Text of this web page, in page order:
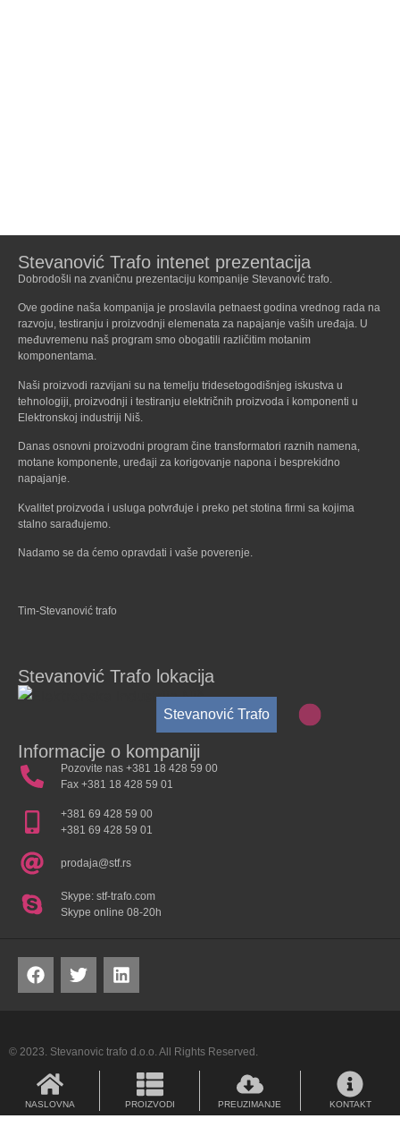
Stevanović Trafo intenet prezentacija
Dobrodošli na zvaničnu prezentaciju kompanije Stevanović trafo.
Ove godine naša kompanija je proslavila petnaest godina vrednog rada na
razvoju, testiranju i proizvodnji elemenata za napajanje vaših uređaja. U
međuvremenu naš program smo obogatili različitim motanim
komponentama.
Naši proizvodi razvijani su na temelju tridesetogodišnjeg iskustva u
tehnologiji, proizvodnji i testiranju električnih proizvoda i komponenti u
Elektronskoj industriji Niš.
Danas osnovni proizvodni program čine transformatori raznih namena,
motane komponente, uređaji za korigovanje napona i besprekidno
napajanje.
Kvalitet proizvoda i usluga potvrđuje i preko pet stotina firmi sa kojima
stalno sarađujemo.
Nadamo se da ćemo opravdati i vaše poverenje.
Tim-Stevanović trafo
Stevanović Trafo lokacija
Stevanović Trafo
Informacije o kompaniji
Pozovite nas +381 18 428 59 00
Fax +381 18 428 59 01
+381 69 428 59 00
+381 69 428 59 01
prodaja@stf.rs
Skype: stf-trafo.com
Skype online 08-20h
© 2023. Stevanovic trafo d.o.o. All Rights Reserved.
NASLOVNA PROIZVODI PREUZIMANJE KONTAKT